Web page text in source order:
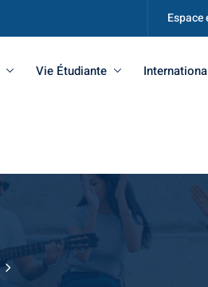
Vie Étudiante